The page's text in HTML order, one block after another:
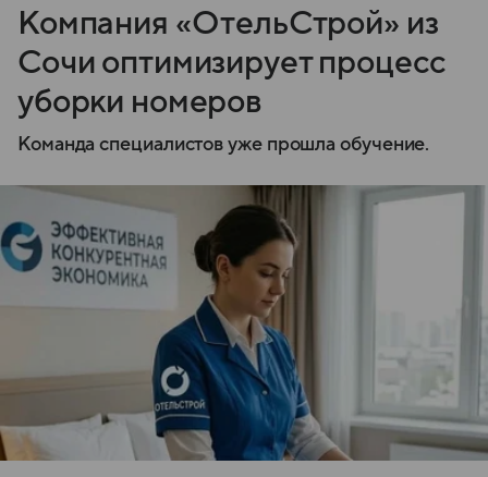
Компания «ОтельСтрой» из
Сочи оптимизирует процесс
уборки номеров
Команда специалистов уже прошла обучение.